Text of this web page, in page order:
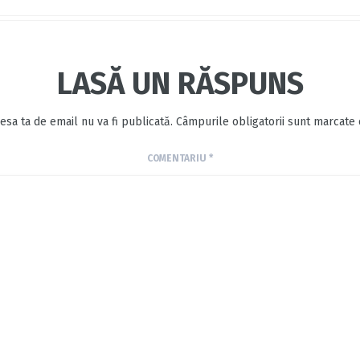
LASĂ UN RĂSPUNS
ta de email nu va fi publicată. Câmpurile obligatorii sunt marcate
COMENTARIU *